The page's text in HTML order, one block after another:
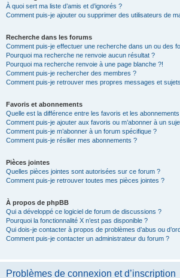
À quoi sert ma liste d’amis et d’ignorés ?
Comment puis-je ajouter ou supprimer des utilisateurs de
Recherche dans les forums
Comment puis-je effectuer une recherche dans un ou des
Pourquoi ma recherche ne renvoie aucun résultat ?
Pourquoi ma recherche renvoie à une page blanche ?!
Comment puis-je rechercher des membres ?
Comment puis-je retrouver mes propres messages et
Favoris et abonnements
Quelle est la différence entre les favoris et les
Comment puis-je ajouter aux favoris ou m’abonner à un
Comment puis-je m’abonner à un forum spécifique ?
Comment puis-je résilier mes abonnements ?
Pièces jointes
Quelles pièces jointes sont autorisées sur ce forum ?
Comment puis-je retrouver toutes mes pièces jointes ?
À propos de phpBB
Qui a développé ce logiciel de forum de discussions ?
Pourquoi la fonctionnalité X n’est pas disponible ?
Qui dois-je contacter à propos de problèmes d’abus ou
Comment puis-je contacter un administrateur du forum ?
Problèmes de connexion et d’inscription